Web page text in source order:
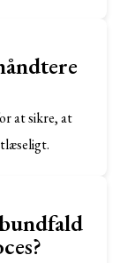
at sikre, at